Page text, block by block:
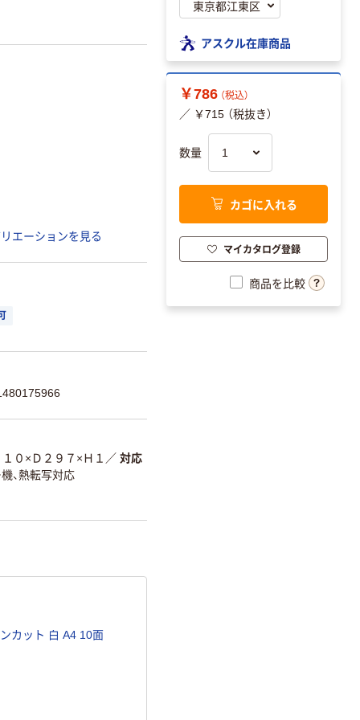
エーションを見る
０×Ｄ２９７×Ｈ１ ／ 対応
、熱転写対応
カット 白 A4 10面
アスクル在庫商品
￥786 （税込）
／ ￥715 （税抜き）
数量
カゴに入れる
マイカタログ登録
商品を比較